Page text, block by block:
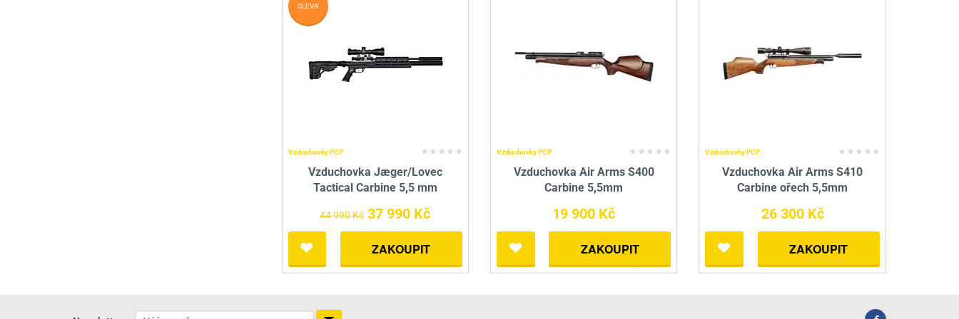
Vzduchovky PCP
Vzduchovka Jæger/Lovec
Tactical Carbine 5,5 mm
44 990 Kč 37 990 Kč
ZAKOUPIT
SLEVA
Vzduchovky PCP
Vzduchovka Air Arms S400
Carbine 5,5mm
19 900 Kč
ZAKOUPIT
Vzduchovky PCP
Vzduchovka Air Arms S410
Carbine ořech 5,5mm
26 300 Kč
ZAKOUPIT